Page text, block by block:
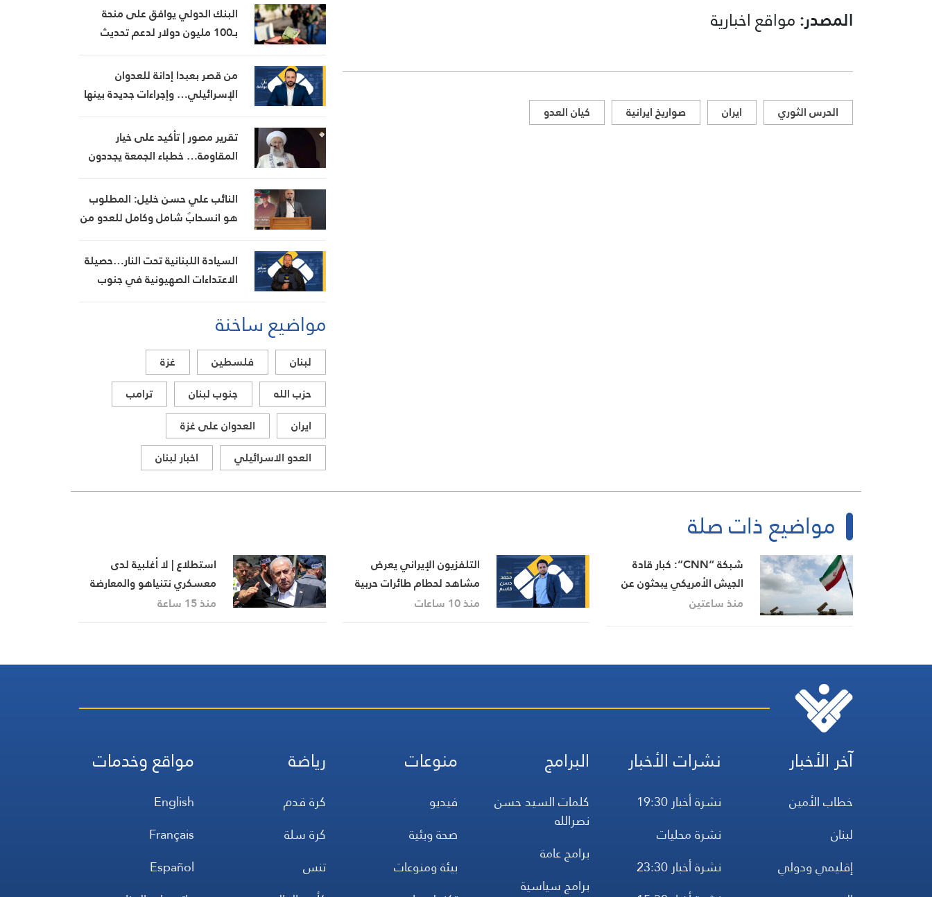
المصدر:مواقع اخبارية
الحرس الثوري ايران صواريخ ايرانية كيان العدو
البنك الدولي يوافق على منحة
بـ100 مليون دولار لدعم تحديث
من قصر بعبدا إدانة للعدوان
الإسرائيلي… وإجراءات جديدة بينها
تقرير مصور | تأكيد على خيار
المقاومة… خطباء الجمعة يجددون
النائب علي حسن خليل: المطلوب
هو انسحابٌ شامل وكامل للعدو من
السيادة اللبنانية تحت النار…حصيلة
الاعتداءات الصهيونية في جنوب
مواضيع ساخنة
لبنان فلسطين
غزة
حزب الله
جنوب لبنان
ترامب
ايران
العدوان على غزة
العدو الاسرائيلي
اخبار لبنان
مواضيع ذات صلة
شبكة “CNN”: كبار قادة
الجيش الأمريكي يبحثون عن
“مخرج” من حرب إيران
منذ ساعتين
التلفزيون الإيراني يعرض
مشاهد لحطام طائرات حربية
ومسيّرات أُسقطت في الحرب
منذ 10 ساعات
استطلاع | لا أغلبية لدى
معسكري نتنياهو والمعارضة
لتشكيل حكومة
منذ 15 ساعة
آخر الأخبار
خطاب الأمين
لبنان
إقليمي ودولي
نشرات الأخبار
نشرة أخبار 19:30
نشرة محليات
نشرة أخبار 23:30
البرامج
كلمات السيد حسن
نصرالله
برامج عامة
برامج سياسية
منوعات
فيديو
صحة وبئية
بيئة ومنوعات
رياضة
كرة قدم
كرة سلة
تنس
مواقع وخدمات
English
Français
Español